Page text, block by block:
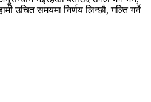
उचित समयमा निर्णय लिन्छौ, गल्ति गर्ने